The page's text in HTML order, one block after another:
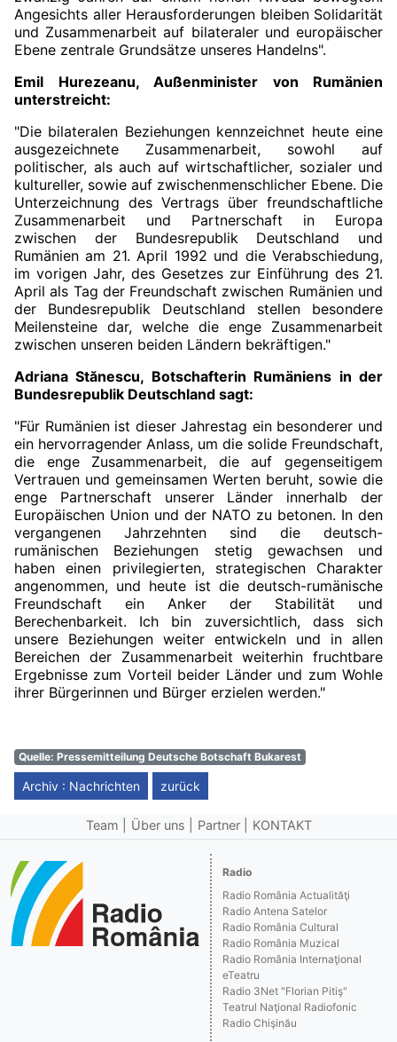
Angesichts aller Herausforderungen bleiben Solidarität
und Zusammenarbeit auf bilateraler und europäischer
Ebene zentrale Grundsätze unseres Handelns".
Emil Hurezeanu, Außenminister von Rumänien
unterstreicht:
"Die bilateralen Beziehungen kennzeichnet heute eine
ausgezeichnete Zusammenarbeit, sowohl auf
politischer, als auch auf wirtschaftlicher, sozialer und
kultureller, sowie auf zwischenmenschlicher Ebene. Die
Unterzeichnung des Vertrags über freundschaftliche
Zusammenarbeit und Partnerschaft in Europa
zwischen der Bundesrepublik Deutschland und
Rumänien am 21. April 1992 und die Verabschiedung,
im vorigen Jahr, des Gesetzes zur Einführung des 21.
April als Tag der Freundschaft zwischen Rumänien und
der Bundesrepublik Deutschland stellen besondere
Meilensteine dar, welche die enge Zusammenarbeit
zwischen unseren beiden Ländern bekräftigen."
Adriana Stănescu, Botschafterin Rumäniens in der
Bundesrepublik Deutschland sagt:
"Für Rumänien ist dieser Jahrestag ein besonderer und
ein hervorragender Anlass, um die solide Freundschaft,
die enge Zusammenarbeit, die auf gegenseitigem
Vertrauen und gemeinsamen Werten beruht, sowie die
enge Partnerschaft unserer Länder innerhalb der
Europäischen Union und der NATO zu betonen. In den
vergangenen Jahrzehnten sind die deutsch-
rumänischen Beziehungen stetig gewachsen und
haben einen privilegierten, strategischen Charakter
angenommen, und heute ist die deutsch-rumänische
Freundschaft ein Anker der Stabilität und
Berechenbarkeit. Ich bin zuversichtlich, dass sich
unsere Beziehungen weiter entwickeln und in allen
Bereichen der Zusammenarbeit weiterhin fruchtbare
Ergebnisse zum Vorteil beider Länder und zum Wohle
ihrer Bürgerinnen und Bürger erzielen werden."
Quelle: Pressemitteilung Deutsche Botschaft Bukarest
Archiv : Nachrichten zurück
Team Über uns Partner KONTAKT
Radio
Radio România Actualităţi
Radio Antena Satelor
Radio România Cultural
Radio România Muzical
Radio România Internaţional
eTeatru
Radio 3Net "Florian Pitiş"
Teatrul Naţional Radiofonic
Radio Chişinău